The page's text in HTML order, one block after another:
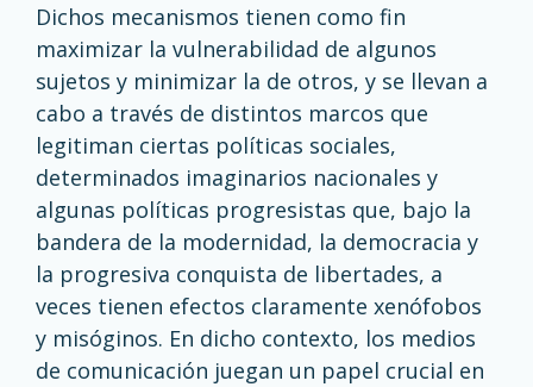
Dichos mecanismos tienen como fin
maximizar la vulnerabilidad de algunos
sujetos y minimizar la de otros, y se llevan a
cabo a través de distintos marcos que
legitiman ciertas políticas sociales,
determinados imaginarios nacionales y
algunas políticas progresistas que, bajo la
bandera de la modernidad, la democracia y
la progresiva conquista de libertades, a
veces tienen efectos claramente xenófobos
y misóginos. En dicho contexto, los medios
de comunicación juegan un papel crucial en